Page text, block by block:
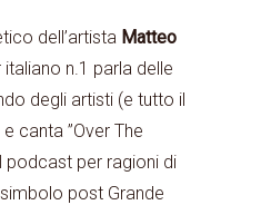
dell’artista Matteo
n.1 parla delle
degli artisti (e tutto il
canta ”Over The
podcast per ragioni di
post Grande